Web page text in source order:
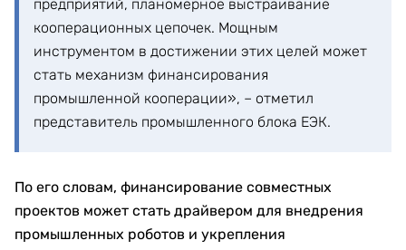
предприятий, планомерное выстраивание
кооперационных цепочек. Мощным
инструментом в достижении этих целей может
стать механизм финансирования
промышленной кооперации», – отметил
представитель промышленного блока ЕЭК.
По его словам, финансирование совместных
проектов может стать драйвером для внедрения
промышленных роботов и укрепления